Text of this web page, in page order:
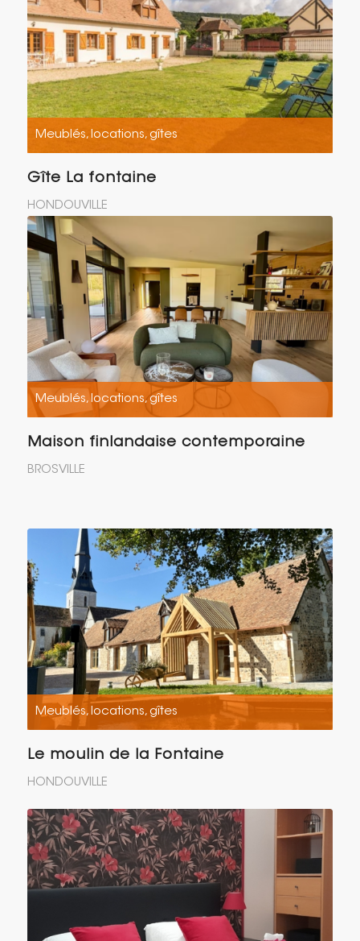
Meublés, locations, gîtes
Gîte La fontaine
HONDOUVILLE
Meublés, locations, gîtes
Maison finlandaise contemporaine
BROSVILLE
Meublés, locations, gîtes
Le moulin de la Fontaine
HONDOUVILLE